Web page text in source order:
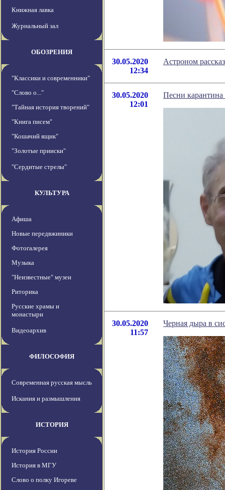
Книжная лавка
Журнальный зал
ОБОЗРЕНИЯ
"Классики и современники"
"Слово о..."
"Тайная история творений"
"Книга писем"
"Кошачий ящик"
"Золотые прииски"
"Сердитые стрелы"
КУЛЬТУРА
Афиша
Новые передвжиники
Фотогалерея
Музыка
"Неизвестные" музеи
Риторика
Русские храмы и
монастыри
Видеоархив
ФИЛОСОФИЯ
Современная русская мысль
Искания и размышления
ИСТОРИЯ
История России
История в МГУ
Слово о полку Игореве
30.05.2020
12:34
Астроном
30.05.2020
12:01
Песни
30.05.2020
11:57
Черная дыра в